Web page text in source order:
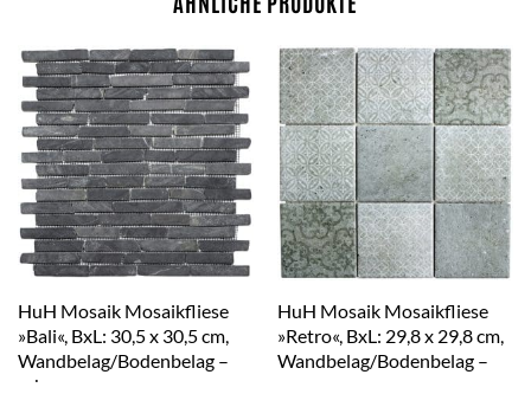
HuH Mosaik Mosaikfliese
»Bali«, BxL: 30,5 x 30,5 cm,
Wandbelag/Bodenbelag –
schwarz
HuH Mosaik Mosaikfliese
»Retro«, BxL: 29,8 x 29,8 cm,
Wandbelag/Bodenbelag –